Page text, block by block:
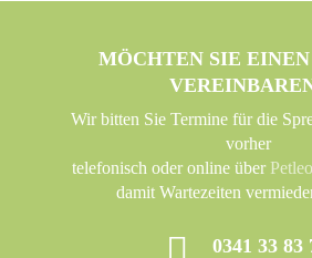
MÖCHTEN SIE
Wir bitten Sie Termine für die
vorher
telefonisch oder online überPetleo
damit Wartezeiten
0341 33 83